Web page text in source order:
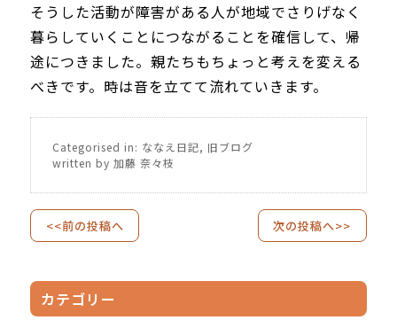
そうした活動が障害がある人が地域でさりげなく
暮らしていくことにつながることを確信して、帰
途につきました。親たちもちょっと考えを変える
べきです。時は音を立てて流れていきます。
Categorised in: ななえ日記, 旧ブログ
written by 加藤 奈々枝
<<前の投稿へ 次の投稿へ>>
カテゴリー